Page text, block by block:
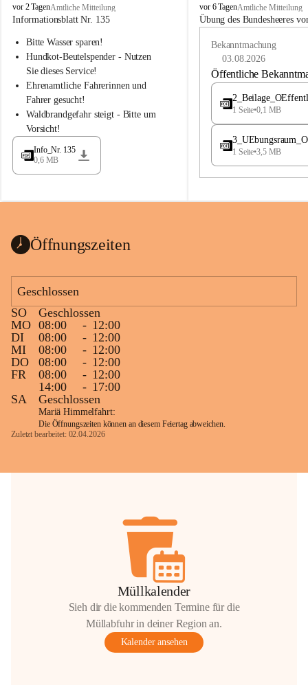
B
u
h
a
d
l
a
vor 2 TagenAmtliche Mitteilung
Informationsblatt Nr. 135
Bitte Wasser sparen!
Hundkot-Beutelspender - Nutzen
Sie dieses Service!
Ehrenamtliche Fahrerinnen und
Fahrer gesucht!
Waldbrandgefahr steigt - Bitte um
Vorsicht!
Info_Nr. 135
0,6 MB
B
u
e
a
vor 6 TagenAmtliche Mitteilung
Übung des Bundesheeres
Bekanntmachung
03.08.2026
Öffentliche
1 Seite•0,1 MB
1 Seite•3,5 MB
Öffnungszeiten
Geschlossen
SO
Geschlossen
MO 08:00 - 12:00
DI
08:00 - 12:00
MI
08:00 - 12:00
DO
08:00 - 12:00
FR
08:00 - 12:00
14:00
- 17:00
SA
Geschlossen
Mariä Himmelfahrt:
Die Öffnungszeiten können an diesem Feiertag abweichen.
Zuletzt bearbeitet: 02.04.2026
Müllkalender
Sieh dir die kommenden Termine für die
Müllabfuhr in deiner Region an.
Kalender ansehen